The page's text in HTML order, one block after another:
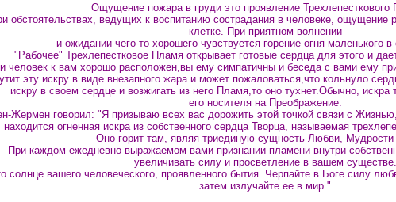
Ощущение пожара в груди это проявление Трехлепесткового
обстоятельствах, ведущих к воспитанию сострадания в человеке, ощущение
клетке. При приятном волнении
и ожидании чего-то хорошего чувствуется горение огня маленького в
"Рабочее" Трехлепестковое Пламя открывает готовые сердца для этого и
человек к вам хорошо расположен,вы ему симпатичны и беседа с вами ему
эту искру в виде внезапного жара и может пожаловаться,что кольнуло
искру в своем сердце и возжигать из него Пламя,то оно тухнет.Обычно, искра
его носителя на Преображение.
Жермен говорил: "Я призываю всех вас дорожить этой точкой связи с
находится огненная искра из собственного сердца Творца, называемая
Оно горит там, являя триединую сущность Любви, Мудрости
При каждом ежедневно выражаемом вами признании пламени внутри
увеличивать силу и просветление в вашем существе.
солнце вашего человеческого, проявленного бытия. Черпайте в Боге силу
затем излучайте ее в мир."